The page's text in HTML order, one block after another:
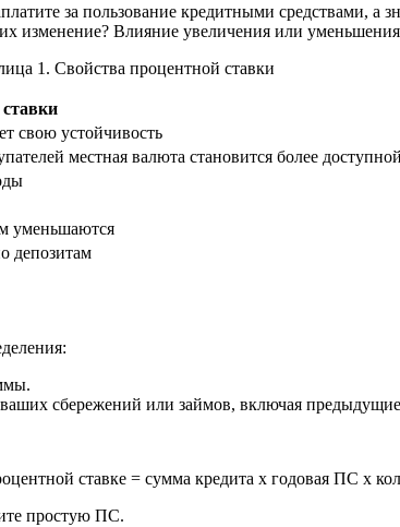
за пользование кредитными средствами, а
изменение? Влияние увеличения или
1. Свойства процентной ставки
свою устойчивость
местная валюта становится более доступной
уменьшаются
депозитам
сбережений или займов, включая
ставке = сумма кредита х годовая ПС х
простую ПС.